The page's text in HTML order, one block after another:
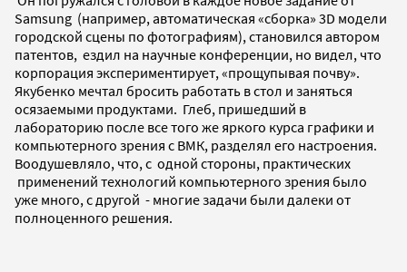
Samsung (например, автоматическая «сборка» 3D модели
городской сцены по фотографиям), становился автором
патентов, ездил на научные конференции, но видел, что
корпорация экспериментирует, «прощупывая почву».
Якубенко мечтал бросить работать в стол и заняться
осязаемыми продуктами. Глеб, пришедший в
лабораторию после все того же яркого курса графики и
компьютерного зрения с ВМК, разделял его настроения.
Воодушевляло, что, с одной стороны, практических
применений технологий компьютерного зрения было
уже много, с другой - многие задачи были далеки от
полноценного решения.